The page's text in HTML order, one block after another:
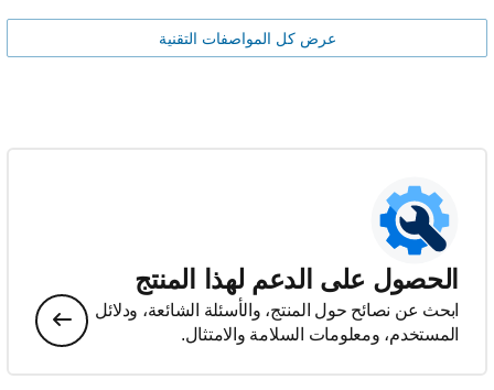
عرض كل المواصفات التقنية
الحصول على الدعم لهذا المنتج
ابحث عن نصائح حول المنتج، والأسئلة الشائعة، ودلائل
المستخدم، ومعلومات السلامة والامتثال.